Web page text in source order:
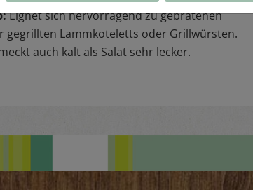
Eignet sich hervorragend zu gebratenen
gegrillten Lammkoteletts oder Grillwürsten.
auch kalt als Salat sehr lecker.